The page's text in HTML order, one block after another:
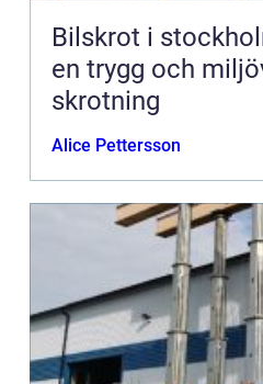
Bilskrot i stockholm så
en trygg och
skrotning
Alice Pettersson